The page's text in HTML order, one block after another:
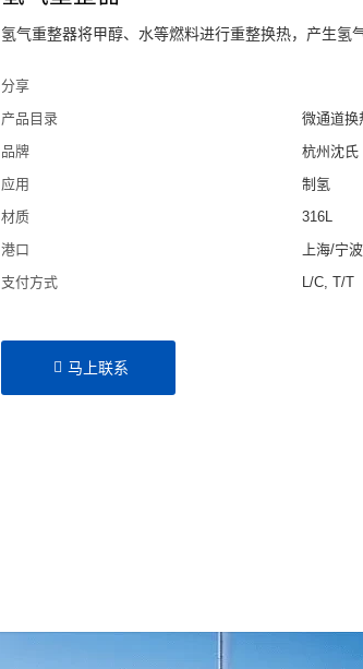
氢气重整器将甲醇、水等燃料进行重整换热，产生氢
分享
产品目录
微通道换
品牌
杭州沈氏
应用
制氢
材质
316L
港口
上海/宁波
支付方式
L/C, T/T
马上联系